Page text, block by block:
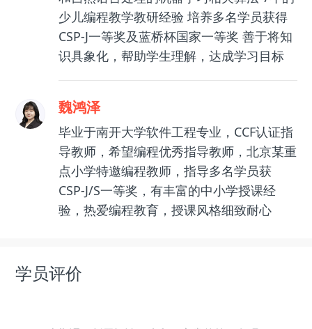
少儿编程教学教研经验 培养多名学员获得
CSP-J一等奖及蓝桥杯国家一等奖 善于将知
识具象化，帮助学生理解，达成学习目标
魏鸿泽
毕业于南开大学软件工程专业，CCF认证指
导教师，希望编程优秀指导教师，北京某重
点小学特邀编程教师，指导多名学员获
CSP-J/S一等奖，有丰富的中小学授课经
验，热爱编程教育，授课风格细致耐心
学员评价